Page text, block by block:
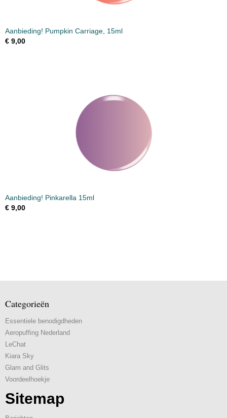
Aanbieding! Pumpkin Carriage, 15ml
€ 9,00
Aanbieding! Pinkarella 15ml
€ 9,00
Categorieën
Essentiele benodigdheden
Aeropuffing Nederland
LeChat
Kiara Sky
Glam and Glits
Voordeelhoekje
Sitemap